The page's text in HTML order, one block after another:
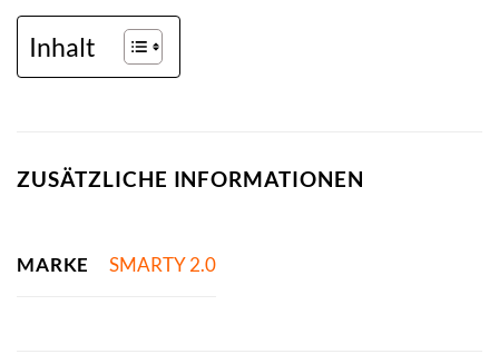
Inhalt
ZUSÄTZLICHE INFORMATIONEN
MARKE SMARTY 2.0